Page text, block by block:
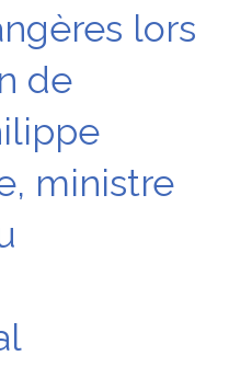
lors
de
ministre